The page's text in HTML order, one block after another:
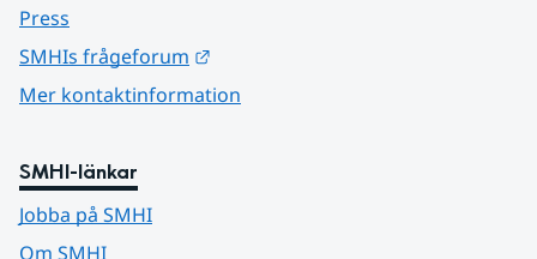
Press
SMHIs frågeforum
Mer kontaktinformation
SMHI-länkar
Jobba på SMHI
Om SMHI